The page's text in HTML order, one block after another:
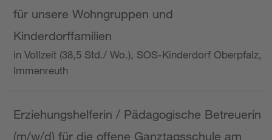
für unsere Wohngruppen und
Kinderdorffamilien
in Vollzeit (38,5 Std./ Wo.), SOS-Kinderdorf Oberpfalz,
Immenreuth
Erziehungshelferin / Pädagogische Betreuerin
(m/w/d) für die offene Ganztagsschule am